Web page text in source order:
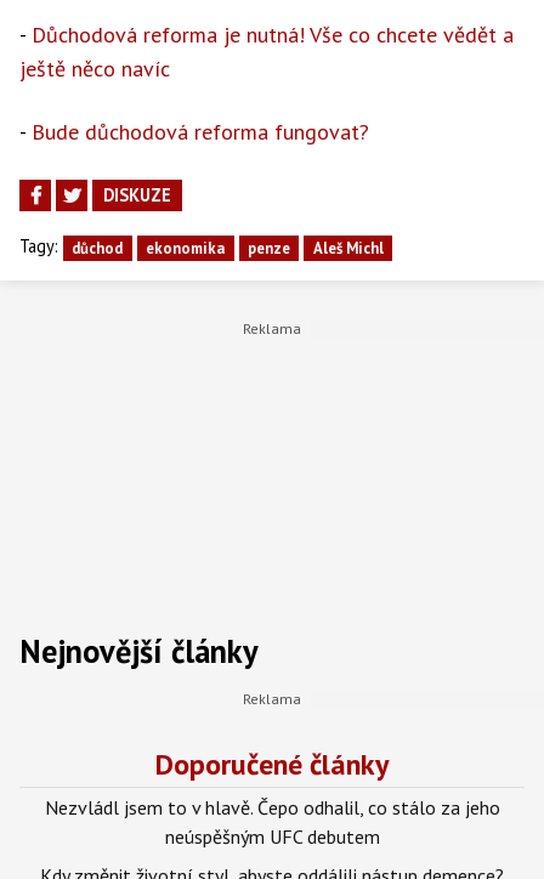
- Důchodová reforma je nutná! Vše co chcete vědět a
ještě něco navíc
- Bude důchodová reforma fungovat?
DISKUZE
Tagy: důchod ekonomika penze Aleš Michl
Nejnovější články
Doporučené články
Nezvládl jsem to v hlavě. Čepo odhalil, co stálo za jeho
neúspěšným UFC debutem